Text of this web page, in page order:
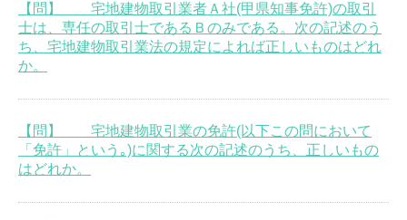
【問】 宅地建物取引業者Ａ社(甲県知事免許)の取引
士は、専任の取引士であるＢのみである。次の記述のう
ち、宅地建物取引業法の規定によれば正しいものはどれ
か。
【問】 宅地建物取引業の免許(以下この問において
「免許」という｡)に関する次の記述のうち、正しいもの
はどれか。